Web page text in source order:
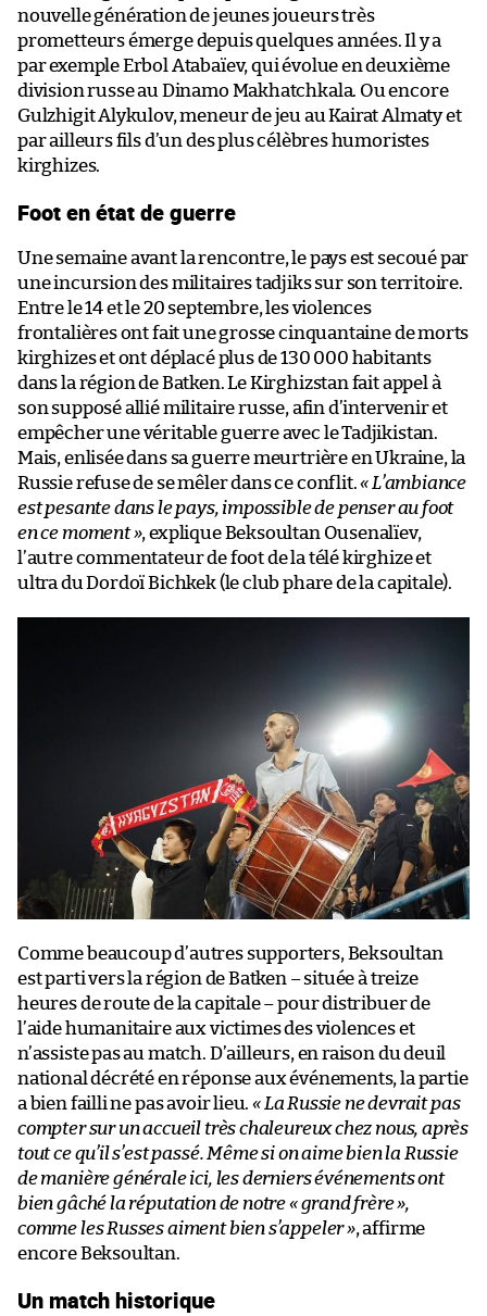
nouvelle génération de jeunes joueurs très
prometteurs émerge depuis quelques années. Il y a
par exemple Erbol Atabaïev, qui évolue en deuxième
division russe au Dinamo Makhatchkala. Ou encore
Gulzhigit Alykulov, meneur de jeu au Kairat Almaty et
par ailleurs fils d’un des plus célèbres humoristes
kirghizes.
Foot en état de guerre
Une semaine avant la rencontre, le pays est secoué par
une incursion des militaires tadjiks sur son territoire.
Entre le 14 et le 20 septembre, les violences
frontalières ont fait une grosse cinquantaine de morts
kirghizes et ont déplacé plus de 130 000 habitants
dans la région de Batken. Le Kirghizstan fait appel à
son supposé allié militaire russe, afin d’intervenir et
empêcher une véritable guerre avec le Tadjikistan.
Mais, enlisée dans sa guerre meurtrière en Ukraine, la
Russie refuse de se mêler dans ce conflit.« L’ambiance
est pesante dans le pays, impossible de penser au foot
en ce moment », explique Beksoultan Ousenalïev,
l’autre commentateur de foot de la télé kirghize et
ultra du Dordoï Bichkek (le club phare de la capitale).
Comme beaucoup d’autres supporters, Beksoultan
est parti vers la région de Batken – située à treize
heures de route de la capitale – pour distribuer de
l’aide humanitaire aux victimes des violences et
n’assiste pas au match. D’ailleurs, en raison du deuil
national décrété en réponse aux événements, la partie
a bien failli ne pas avoir lieu.« La Russie ne devrait pas
compter sur un accueil très chaleureux chez nous, après
tout ce qu’il s’est passé. Même si on aime bien la Russie
de manière générale ici, les derniers événements ont
bien gâché la réputation de notre « grand frère »,
comme les Russes aiment bien s’appeler », affirme
encore Beksoultan.
Un match historique